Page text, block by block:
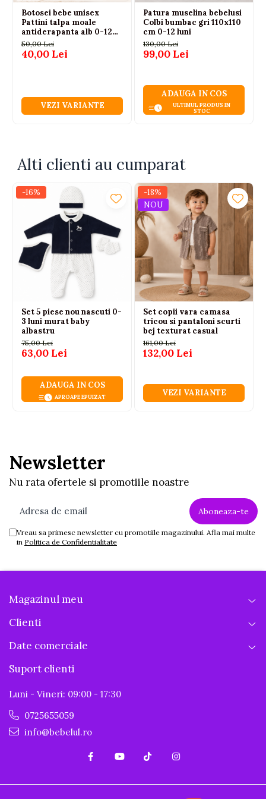
Botosei bebe unisex
Pattini talpa moale
antiderapanta alb 0-12
luni
50,00 Lei
40,00 Lei
VEZI VARIANTE
Patura muselina bebelusi
Colbi bumbac gri 110x110
cm 0-12 luni
130,00 Lei
99,00 Lei
ADAUGA IN COS
ULTIMUL PRODUS IN
STOC
Alti clienti au cumparat
-16%
Set 5 piese nou nascuti 0-
3 luni murat baby
albastru
75,00 Lei
63,00 Lei
ADAUGA IN COS
APROAPE EPUIZAT
-18%
NOU
Set copii vara camasa
tricou si pantaloni scurti
bej texturat casual
161,00 Lei
132,00 Lei
VEZI VARIANTE
Newsletter
Nu rata ofertele si promotiile noastre
Vreau sa primesc newsletter cu promotiile magazinului. Afla mai multe
in Politica de Confidentialitate
Magazinul meu
Clienti
Date comerciale
Suport clienti
Luni - Vineri: 09:00 - 17:30
0725655059
info@bebelul.ro